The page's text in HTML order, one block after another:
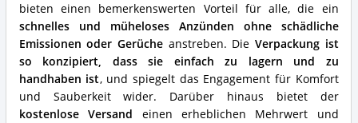
bieten einen bemerkenswerten Vorteil für alle, die ein
schnelles und müheloses Anzünden ohne schädliche
Emissionen oder Gerüche anstreben. DieVerpackung ist
so konzipiert, dass sie einfach zu lagern und zu
handhaben ist, und spiegelt das Engagement für Komfort
und Sauberkeit wider. Darüber hinaus bietet der
kostenlose Versand
einen erheblichen Mehrwert und